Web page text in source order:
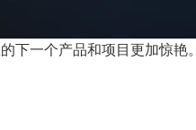
下一个产品和项目更加惊艳。